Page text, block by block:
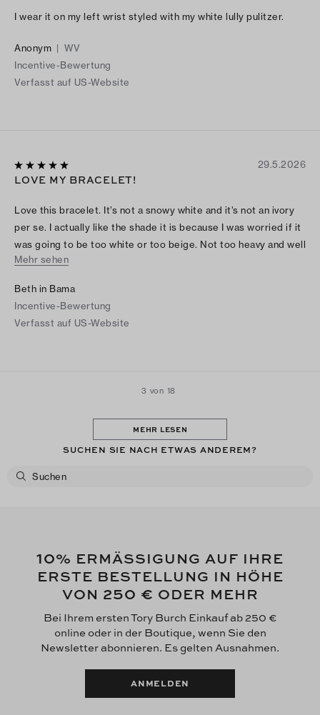
I wear it on my left wrist styled with my white lully pulitzer.
Anonym | WV
Incentive-Bewertung
Verfasst auf US-Website
29.5.2026
LOVE MY BRACELET!
Love this bracelet. It’s not a snowy white and it’s not an ivory
per se. I actually like the shade it is because I was worried if it
was going to be too white or too beige. Not too heavy and well
made. Had to search online how to open, but it’s easy. Love it
Mehr sehen
Beth in Bama
Incentive-Bewertung
Verfasst auf US-Website
3 von 18
MEHR LESEN
SUCHEN SIE NACH ETWAS ANDEREM?
10% ERMÄSSIGUNG AUF IHRE
ERSTE BESTELLUNG IN HÖHE
VON 250 € ODER MEHR
Bei Ihrem ersten Tory Burch Einkauf ab 250 €
online oder in der Boutique, wenn Sie den
Newsletter abonnieren. Es gelten Ausnahmen.
ANMELDEN